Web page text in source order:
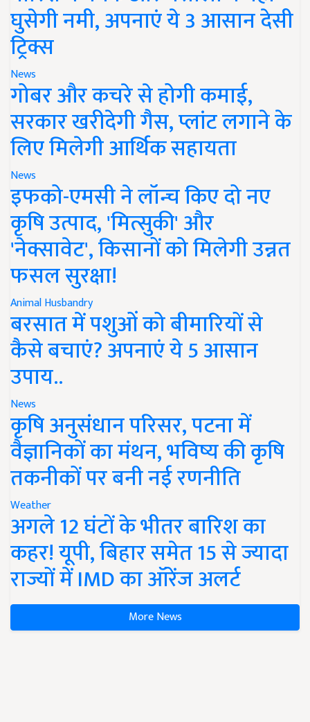
घुसेगी नमी, अपनाएं ये 3 आसान देसी
ट्रिक्स
News
गोबर और कचरे से होगी कमाई,
सरकार खरीदेगी गैस, प्लांट लगाने के
लिए मिलेगी आर्थिक सहायता
News
इफको-एमसी ने लॉन्च किए दो नए
कृषि उत्पाद, 'मित्सुकी' और
'नेक्सावेट', किसानों को मिलेगी उन्नत
फसल सुरक्षा!
Animal Husbandry
बरसात में पशुओं को बीमारियों से
कैसे बचाएं? अपनाएं ये 5 आसान
उपाय..
News
कृषि अनुसंधान परिसर, पटना में
वैज्ञानिकों का मंथन, भविष्य की कृषि
तकनीकों पर बनी नई रणनीति
Weather
अगले 12 घंटों के भीतर बारिश का
कहर! यूपी, बिहार समेत 15 से ज्यादा
राज्यों में IMD का ऑरेंज अलर्ट
More News